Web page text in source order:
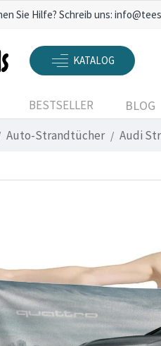
Sie Hilfe? Schreib uns:
KATALOG
BESTSELLER BLOG
Auto-Strandtücher Audi